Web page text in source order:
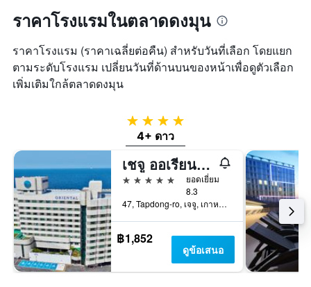
ราคาโรงแรมในตลาดดงมุน
ราคาโรงแรม (ราคาเฉลี่ยต่อคืน) สำหรับวันที่เลือก โดยแยก
ตามระดับโรงแรม เปลี่ยนวันที่ด้านบนของหน้าเพื่อดูตัวเลือก
เพิ่มเติมใกล้ตลาดดงมุน
4 ดาว
4+ ดาว
เชจู ออเรียนทัล โฮเทล แอนด์ คาสิโน
5 ดาว
ยอดเยี่ยม
8.3
47, Tapdong-ro, เจจู, เกาหลีใต้
฿1,852
ดูข้อเสนอ